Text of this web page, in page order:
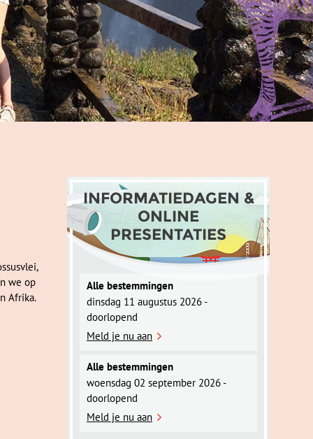
we op
Afrika.
INFORMATIEDAGEN &
ONLINE
PRESENTATIES
Alle bestemmingen
dinsdag 11 augustus 2026 -
doorlopend
Meld je nu aan
Alle bestemmingen
woensdag 02 september 2026 -
doorlopend
Meld je nu aan